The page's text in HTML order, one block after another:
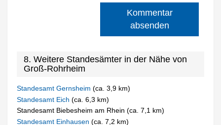
Kommentar
absenden
8. Weitere Standesämter in der Nähe von
Groß-Rohrheim
Standesamt Gernsheim(ca. 3,9 km)
Standesamt Eich(ca. 6,3 km)
Standesamt Biebesheim am Rhein (ca. 7,1 km)
Standesamt Einhausen(ca. 7,2 km)